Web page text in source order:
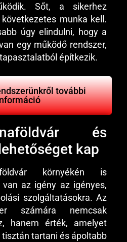
Sőt, a sikerhez
munka kell.
úgy elindulni, hogy a
egy működő rendszer,
építkezik.
további
és
kap
környékén is
az igény az igényes,
szolgáltatásokra. Az
számára nemcsak
hanem érték, amelyet
tartani és ápoltabb